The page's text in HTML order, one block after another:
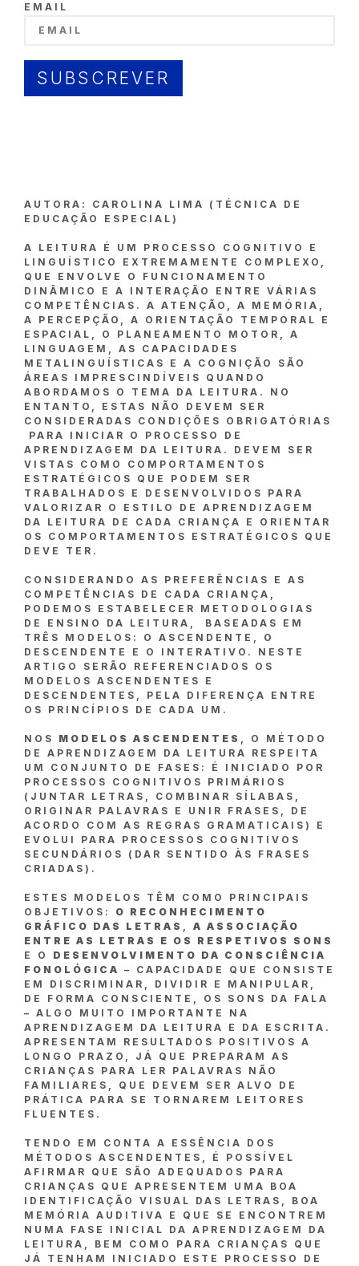
EMAIL
SUBSCREVER
AUTORA: CAROLINA LIMA (TÉCNICA DE
EDUCAÇÃO ESPECIAL)
A LEITURA É UM PROCESSO COGNITIVO E
LINGUÍSTICO EXTREMAMENTE COMPLEXO,
QUE ENVOLVE O FUNCIONAMENTO
DINÂMICO E A INTERAÇÃO ENTRE VÁRIAS
COMPETÊNCIAS. A ATENÇÃO, A MEMÓRIA,
A PERCEPÇÃO, A ORIENTAÇÃO TEMPORAL E
ESPACIAL, O PLANEAMENTO MOTOR, A
LINGUAGEM, AS CAPACIDADES
METALINGUÍSTICAS E A COGNIÇÃO SÃO
ÁREAS IMPRESCINDÍVEIS QUANDO
ABORDAMOS O TEMA DA LEITURA. NO
ENTANTO, ESTAS NÃO DEVEM SER
CONSIDERADAS CONDIÇÕES OBRIGATÓRIAS
PARA INICIAR O PROCESSO DE
APRENDIZAGEM DA LEITURA. DEVEM SER
VISTAS COMO COMPORTAMENTOS
ESTRATÉGICOS QUE PODEM SER
TRABALHADOS E DESENVOLVIDOS PARA
VALORIZAR O ESTILO DE APRENDIZAGEM
DA LEITURA DE CADA CRIANÇA E ORIENTAR
OS COMPORTAMENTOS ESTRATÉGICOS QUE
DEVE TER.
CONSIDERANDO AS PREFERÊNCIAS E AS
COMPETÊNCIAS DE CADA CRIANÇA,
PODEMOS ESTABELECER METODOLOGIAS
DE ENSINO DA LEITURA, BASEADAS EM
TRÊS MODELOS: O ASCENDENTE, O
DESCENDENTE E O INTERATIVO. NESTE
ARTIGO SERÃO REFERENCIADOS OS
MODELOS ASCENDENTES E
DESCENDENTES, PELA DIFERENÇA ENTRE
OS PRINCÍPIOS DE CADA UM.
NOS MODELOS ASCENDENTES , O MÉTODO
DE APRENDIZAGEM DA LEITURA RESPEITA
UM CONJUNTO DE FASES: É INICIADO POR
PROCESSOS COGNITIVOS PRIMÁRIOS
(JUNTAR LETRAS, COMBINAR SÍLABAS,
ORIGINAR PALAVRAS E UNIR FRASES, DE
ACORDO COM AS REGRAS GRAMATICAIS) E
EVOLUI PARA PROCESSOS COGNITIVOS
SECUNDÁRIOS (DAR SENTIDO ÀS FRASES
CRIADAS).
ESTES MODELOS TÊM COMO PRINCIPAIS
OBJETIVOS: O RECONHECIMENTO
GRÁFICO DAS LETRAS , A ASSOCIAÇÃO
ENTRE AS LETRAS E OS RESPETIVOS SONS
E O DESENVOLVIMENTO DA CONSCIÊNCIA
FONOLÓGICA – CAPACIDADE QUE CONSISTE
EM DISCRIMINAR, DIVIDIR E MANIPULAR,
DE FORMA CONSCIENTE, OS SONS DA FALA
– ALGO MUITO IMPORTANTE NA
APRENDIZAGEM DA LEITURA E DA ESCRITA.
APRESENTAM RESULTADOS POSITIVOS A
LONGO PRAZO, JÁ QUE PREPARAM AS
CRIANÇAS PARA LER PALAVRAS NÃO
FAMILIARES, QUE DEVEM SER ALVO DE
PRÁTICA PARA SE TORNAREM LEITORES
FLUENTES.
TENDO EM CONTA A ESSÊNCIA DOS
MÉTODOS ASCENDENTES, É POSSÍVEL
AFIRMAR QUE SÃO ADEQUADOS PARA
CRIANÇAS QUE APRESENTEM UMA BOA
IDENTIFICAÇÃO VISUAL DAS LETRAS, BOA
MEMÓRIA AUDITIVA E QUE SE ENCONTREM
NUMA FASE INICIAL DA APRENDIZAGEM DA
LEITURA, BEM COMO PARA CRIANÇAS QUE
JÁ TENHAM INICIADO ESTE PROCESSO DE